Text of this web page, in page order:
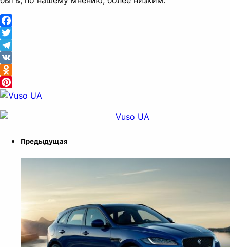
Facebook
Twitter
Telegram
VK
Odnoklassniki
Pinterest
Предыдущая